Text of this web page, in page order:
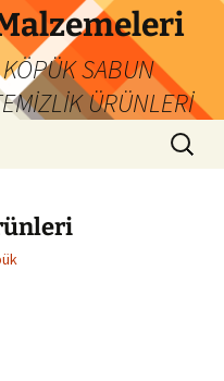
SABUN
ÜRÜNLERİ
Arama: